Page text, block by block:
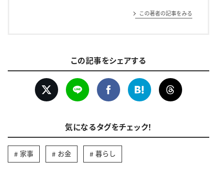
この著者の記事をみる
この記事をシェアする
気になるタグをチェック！
家事 お金 暮らし